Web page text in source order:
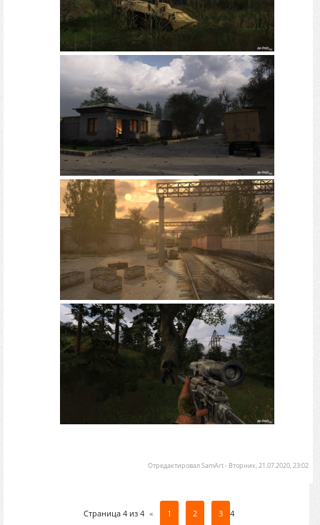
ОтредактировалSamArt- Вторник, 21.07.2020, 23:02
Страница 4 из 4 « 1 2 3 4